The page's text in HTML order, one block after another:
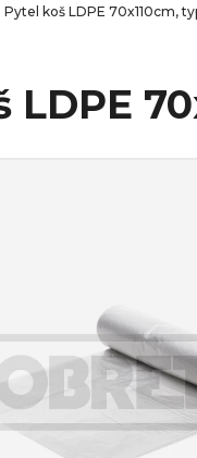
Pytel koš LDPE 70x110cm,
LDPE